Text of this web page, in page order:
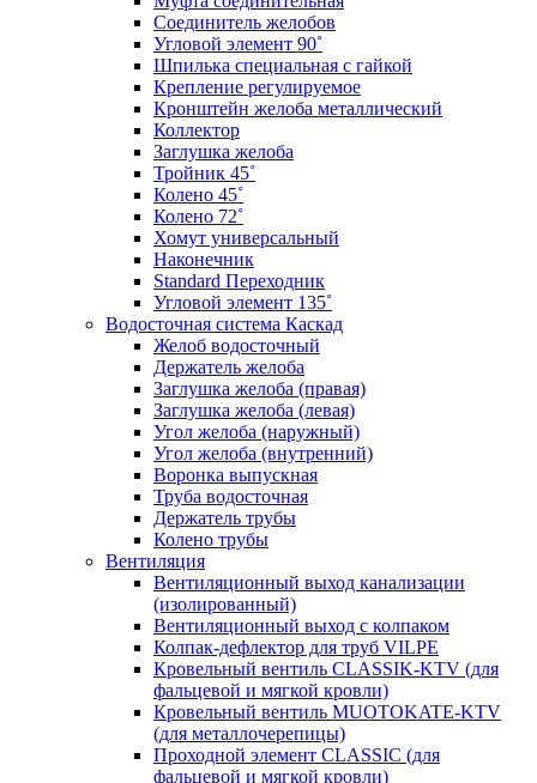
Соединитель желобов
Угловой элемент 90˚
Шпилька специальная с гайкой
Крепление регулируемое
Кронштейн желоба металлический
Коллектор
Заглушка желоба
Тройник 45˚
Колено 45˚
Колено 72˚
Хомут универсальный
Наконечник
Standard Переходник
Угловой элемент 135˚
Водосточная система Каскад
Желоб водосточный
Держатель желоба
Заглушка желоба (правая)
Заглушка желоба (левая)
Угол желоба (наружный)
Угол желоба (внутренний)
Воронка выпускная
Труба водосточная
Держатель трубы
Колено трубы
Вентиляция
Вентиляционный выход канализации
(изолированный)
Вентиляционный выход с колпаком
Колпак-дефлектор для труб VILPE
Кровельный вентиль CLASSIK-KTV (для
фальцевой и мягкой кровли)
Кровельный вентиль MUOTOKATE-KTV
(для металлочерепицы)
Проходной элемент CLASSIC (для
фальцевой и мягкой кровли)